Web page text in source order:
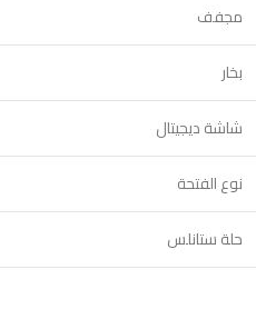
مجفف
بخار
شاشة ديجيتال
نوع الفتحة
حلة ستانلس